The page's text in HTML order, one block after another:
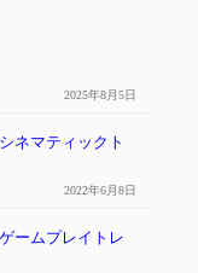
2025年8月5日
ネマティックト
2022年6月8日
ームプレイトレ